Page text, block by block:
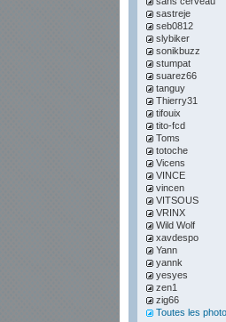
sastreje
seb0812
slybiker
sonikbuzz
stumpat
suarez66
tanguy
Thierry31
tifouix
tito-fcd
Toms
totoche
Vicens
VINCE
vincen
VITSOUS
VRINX
Wild Wolf
xavdespo
Yann
yannk
yesyes
zen1
zig66
Toutes les